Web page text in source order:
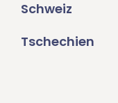
Schweiz
Tschechien